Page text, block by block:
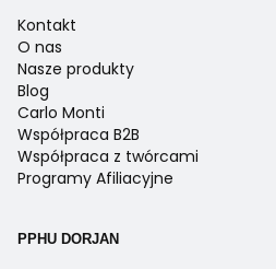
Kontakt
O nas
Nasze produkty
Blog
Carlo Monti
Współpraca B2B
Współpraca z twórcami
Programy Afiliacyjne
PPHU DORJAN